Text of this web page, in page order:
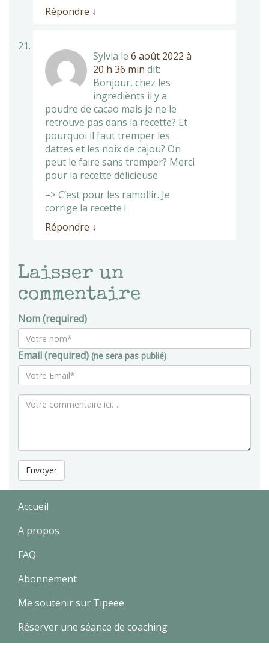
Répondre ↓
Sylvia le 6 août 2022 à
20 h 36 min dit:
Bonjour, chez les
ingrediënts il y a
poudre de cacao mais je ne le
retrouve pas dans la recette? Et
pourquoi il faut tremper les
dattes et les noix de cajou? On
peut le faire sans tremper? Merci
pour la recette délicieuse
–> C’est pour les ramollir. Je
corrige la recette !
Répondre ↓
Laisser un
commentaire
Nom (required)
Email (required) (ne sera pas publié)
Envoyer
Accueil
A propos
FAQ
Abonnement
Me soutenir sur Tipeee
Réserver une séance de coaching